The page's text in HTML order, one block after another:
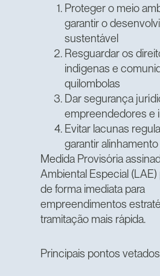
Proteger o meio
garantir o
sustentável
Resguardar os
indígenas e
quilombolas
Dar segurança
empreendedores e
Evitar lacunas
garantir
Medida Provisória
Ambiental Especial (LAE)
de forma imediata para
empreendimentos
tramitação mais rápida.
Principais pontos